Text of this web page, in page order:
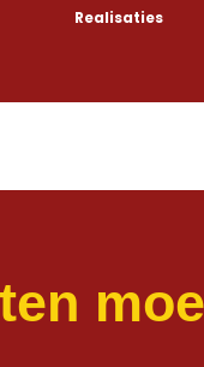
Realisaties